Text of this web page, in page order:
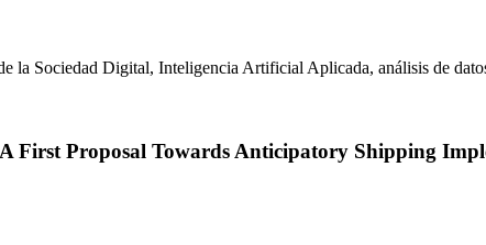
Sociedad Digital, Inteligencia Artificial Aplicada, análisis de
First Proposal Towards Anticipatory Shipping